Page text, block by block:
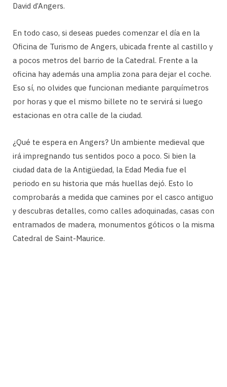
David d’Angers.
En todo caso, si deseas puedes comenzar el día en la
Oficina de Turismo de Angers, ubicada frente al castillo y
a pocos metros del barrio de la Catedral. Frente a la
oficina hay además una amplia zona para dejar el coche.
Eso sí, no olvides que funcionan mediante parquímetros
por horas y que el mismo billete no te servirá si luego
estacionas en otra calle de la ciudad.
¿Qué te espera en Angers? Un ambiente medieval que
irá impregnando tus sentidos poco a poco. Si bien la
ciudad data de la Antigüedad, la Edad Media fue el
periodo en su historia que más huellas dejó. Esto lo
comprobarás a medida que camines por el casco antiguo
y descubras detalles, como calles adoquinadas, casas con
entramados de madera, monumentos góticos o la misma
Catedral de Saint-Maurice.